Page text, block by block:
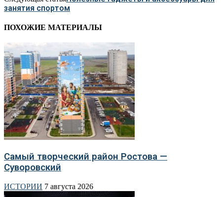
занятия спортом
ПОХОЖИЕ МАТЕРИАЛЫ
Самый творческий район Ростова —
Суворовский
ИСТОРИИ 7 августа 2026